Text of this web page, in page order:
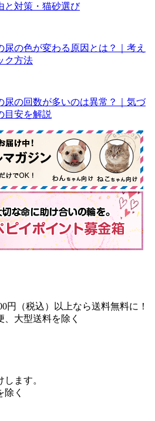
と対策・猫砂選び
尿の色が変わる原因とは？｜考え
ク方法
尿の回数が多いのは異常？｜気づ
目安を解説
円（税込）以上なら送料無料に！
大型送料を除く
ます。
く